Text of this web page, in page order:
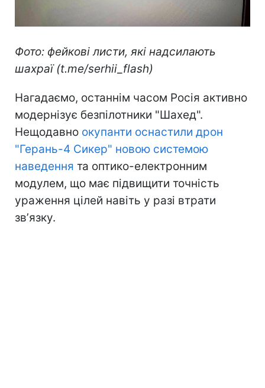
Фото: фейкові листи, які надсилають
шахраї (t.me/serhii_flash)
Нагадаємо, останнім часом Росія активно
модернізує безпілотники "Шахед".
Нещодавно окупанти оснастили дрон
"Герань-4 Сикер" новою системою
наведення та оптико-електронним
модулем, що має підвищити точність
ураження цілей навіть у разі втрати
звʼязку.